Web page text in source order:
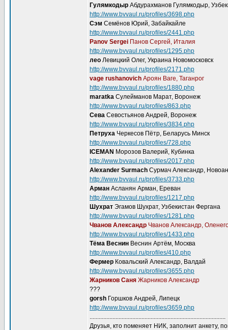
Гулямкодыр Абдурахманов Гулямкодыр,
http://www.bvvaul.ru/profiles/3698.php
Сэм Семёнов Юрий, Забайкайле
http://www.bvvaul.ru/profiles/2441.php
Panov Sergei Панов Сергей, Италия
http://www.bvvaul.ru/profiles/1295.php
лео Левицкий Олег, Украина Новомосковск
http://www.bvvaul.ru/profiles/2171.php
vage rushanovich Ароян Ваге, Таганрог
http://www.bvvaul.ru/profiles/1880.php
maratka Сулейманов Марат, Воронеж
http://www.bvvaul.ru/profiles/863.php
Сева Севостьянов Андрей, Воронеж
http://www.bvvaul.ru/profiles/3834.php
Петруха Черкесов Пётр, Беларусь Минск
http://www.bvvaul.ru/profiles/728.php
ICEMAN Морозов Валерий, Кубинка
http://www.bvvaul.ru/profiles/2017.php
Alexander Surmach Сурмач Александр,
http://www.bvvaul.ru/profiles/3733.php
Арман Асланян Арман, Ереван
http://www.bvvaul.ru/profiles/1217.php
Шухрат Эгамов Шухрат, Узбекистан Фергана
http://www.bvvaul.ru/profiles/1281.php
Чванов Александр Чванов Александр,
http://www.bvvaul.ru/profiles/1433.php
Тёма Веснин Веснин Артём, Москва
http://www.bvvaul.ru/profiles/410.php
Фермер Ковальский Александр, Валдай
http://www.bvvaul.ru/profiles/3655.php
Жарников Саня Жарников Александр
???
gorsh Горшков Андрей, Липецк
http://www.bvvaul.ru/profiles/3659.php
.........................................................................................
Друзья, кто поменяет НИК, заполнит